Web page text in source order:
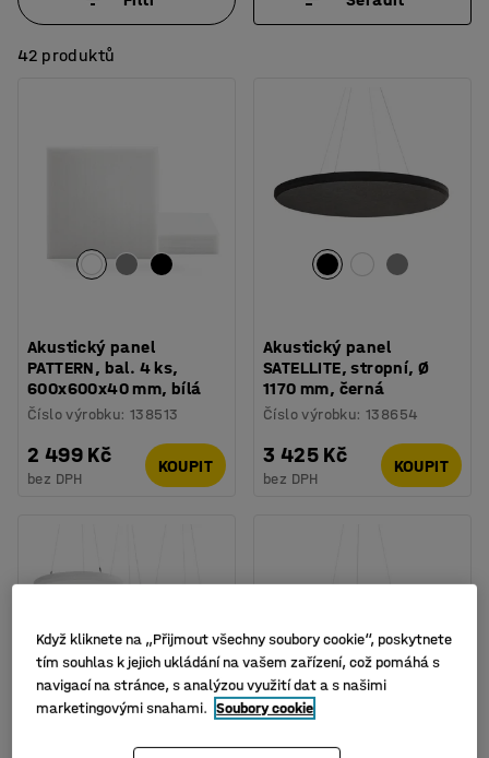
42 produktů
Akustický panel
PATTERN, bal. 4 ks,
600x600x40 mm, bílá
Číslo výrobku:138513
2 499 Kč
bez DPH
KOUPIT
Akustický panel
SATELLITE, stropní, Ø
1170 mm, černá
Číslo výrobku:138654
3 425 Kč
bez DPH
KOUPIT
Když kliknete na „Přijmout všechny soubory cookie“, poskytnete
tím souhlas k jejich ukládání na vašem zařízení, což pomáhá s
navigací na stránce, s analýzou využití dat a s našimi
marketingovými snahami. Soubory cookie